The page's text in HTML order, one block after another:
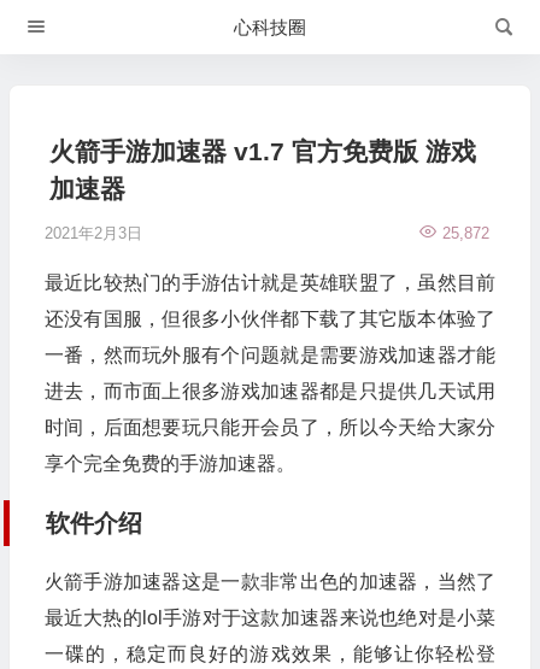
心科技圈
火箭手游加速器 v1.7 官方免费版 游戏
加速器
2021年2月3日 25,872
最近比较热门的手游估计就是英雄联盟了，虽然目前
还没有国服，但很多小伙伴都下载了其它版本体验了
一番，然而玩外服有个问题就是需要游戏加速器才能
进去，而市面上很多游戏加速器都是只提供几天试用
时间，后面想要玩只能开会员了，所以今天给大家分
享个完全免费的手游加速器。
软件介绍
火箭手游加速器这是一款非常出色的加速器，当然了
最近大热的lol手游对于这款加速器来说也绝对是小菜
一碟的，稳定而良好的游戏效果，能够让你轻松登